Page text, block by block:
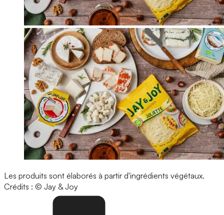
Les produits sont élaborés à partir d'ingrédients végétaux.
Crédits : © Jay & Joy